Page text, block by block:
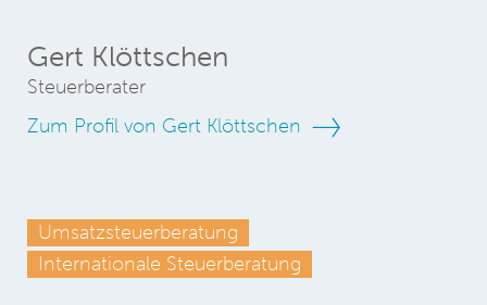
Gert Klöttschen
Steuerberater
Zum Profil von Gert Klöttschen
Umsatzsteuerberatung
Internationale Steuerberatung